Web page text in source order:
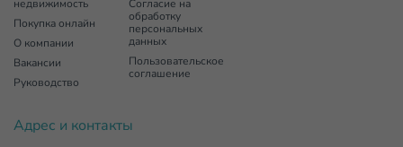
недвижимость
Покупка онлайн
О компании
Вакансии
Руководство
Согласие на
обработку
персональных
данных
Пользовательское
соглашение
Адрес и контакты